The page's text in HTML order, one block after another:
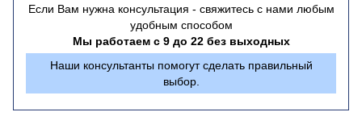
Если Вам нужна консультация - свяжитесь с нами любым
удобным способом
Мы работаем с 9 до 22 без выходных
Наши консультанты помогут сделать правильный
выбор.